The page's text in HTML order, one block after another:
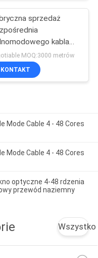
sprzedaż
kabla
4-288 rdzenia
MOQ:3000 metrów
KONTAKT
Mode Cable 4 - 48 Cores
Mode Cable 4 - 48 Cores
optyczne 4-48 rdzenia
przewód naziemny
Wszystko